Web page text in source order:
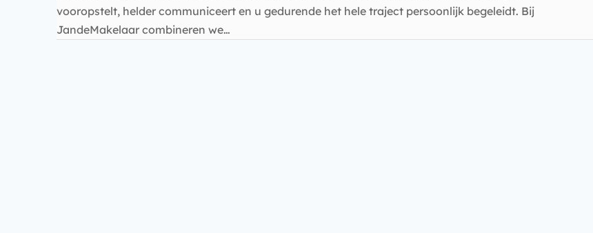
vooropstelt, helder communiceert en u gedurende het hele traject persoonlijk begeleidt. Bij
JandeMakelaar combineren we…